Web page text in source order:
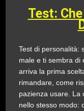
Test:
Test di personalità:
male e ti sembra di
arriva la prima
rimandare, come
pazienza usare. La
nello stesso modo: